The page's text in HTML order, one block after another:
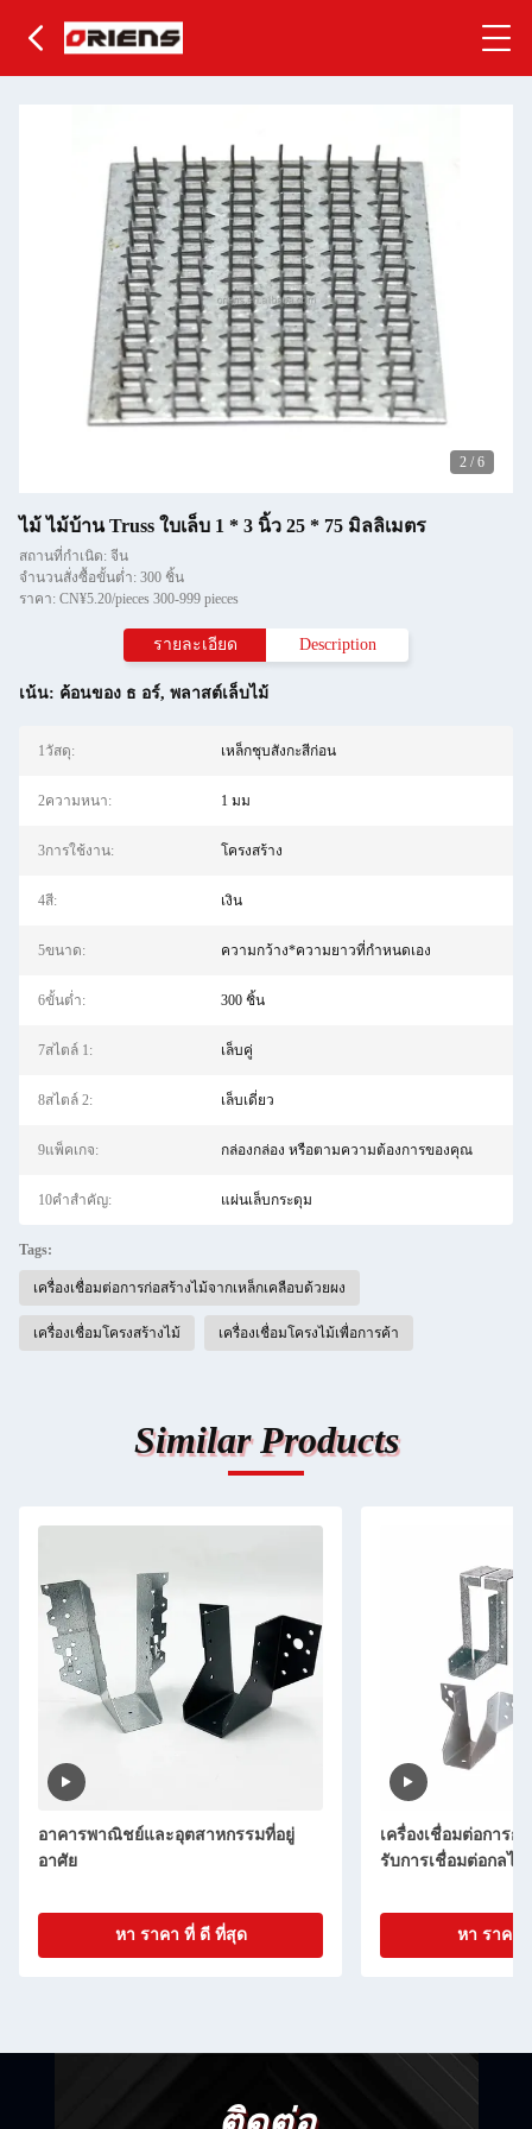
2 / 6
ไม้ ไม้บ้าน Truss ใบเล็บ 1 * 3 นิ้ว 25 * 75 มิลลิเมตร
สถานที่กำเนิด: จีน
จำนวนสั่งซื้อขั้นต่ำ: 300 ชิ้น
ราคา: CN¥5.20/pieces 300-999 pieces
รายละเอียด Description
เน้น: ค้อนของ ธ อร์, พลาสต์เล็บไม้
1วัสดุ: เหล็กชุบสังกะสีก่อน
2ความหนา: 1 มม
3การใช้งาน: โครงสร้าง
4สี: เงิน
5ขนาด: ความกว้าง*ความยาวที่กำหนดเอง
6ขั้นต่ำ: 300 ชิ้น
7สไตล์ 1: เล็บคู่
8สไตล์ 2: เล็บเดี่ยว
9แพ็คเกจ: กล่องกล่อง หรือตามความต้องการของคุณ
10คําสําคัญ: แผ่นเล็บกระดุม
Tags:
เครื่องเชื่อมต่อการก่อสร้างไม้จากเหล็กเคลือบด้วยผง
เครื่องเชื่อมโครงสร้างไม้ เครื่องเชื่อมโครงไม้เพื่อการค้า
Similar Products
อาคารพาณิชย์และอุตสาหกรรมที่อยู่
อาศัย
หา ราคา ที่ ดี ที่สุด
เครื่องเชื่อมต่อการก่
รับการเชื่อมต่อกลไก
หา ราคา